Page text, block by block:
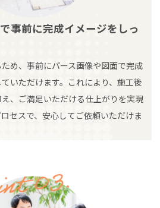
事前に完成イメージをしっ
め、事前にパース画像や図面で完成
いただけます。これにより、施工後
、ご満足いただける仕上がりを実現
セスで、安心してご依頼いただけま